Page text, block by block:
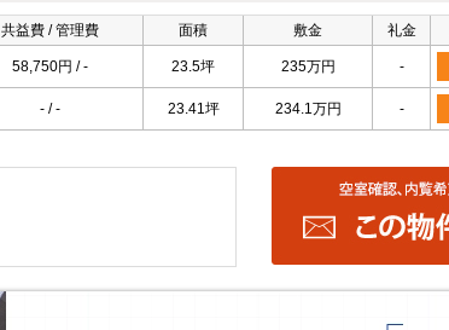
共益費 / 管理費 面積 敷金 礼金
58,750円 / - 23.5坪 235万円 -
- / - 23.41坪 234.1万円 -